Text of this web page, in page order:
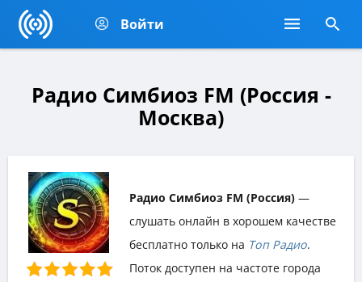
Войти
Радио Симбиоз FM (Россия -
Москва)
Радио Симбиоз FM (Россия) —
слушать онлайн в хорошем качестве
бесплатно только на Топ Радио.
Поток доступен на частоте города